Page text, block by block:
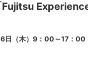
日（木）9：00～17：00